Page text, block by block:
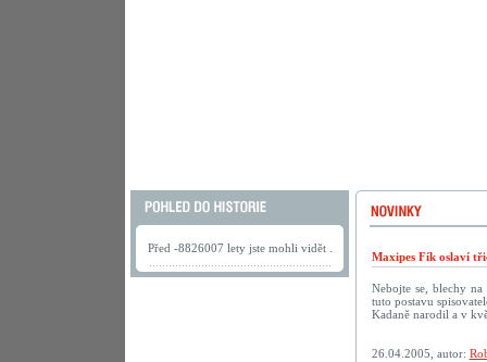
Před -8826007 lety jste mohli vidět .
Maxipes Fík oslaví
Nebojte se, blechy
tuto postavu
Kadaně narodil a v
26.04.2005, autor: